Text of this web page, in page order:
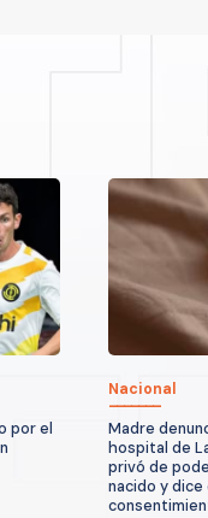
por el
Nacional
Madre
hospital de
privó de
nacido y dice